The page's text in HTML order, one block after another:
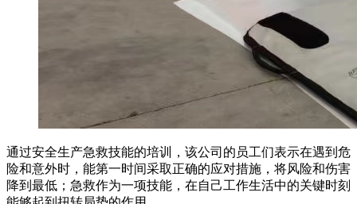
通过安全生产急救技能的培训，该公司的员工们表示在遇到危
险和意外时，能第一时间采取正确的应对措施，将风险和伤害
降到最低；急救作为一项技能，在自己工作生活中的关键时刻